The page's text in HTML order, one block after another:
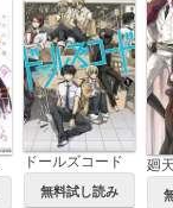
ドールズコード
無料試し読み
廻